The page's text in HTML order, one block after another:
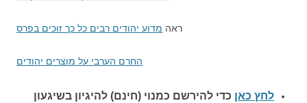
ראה מדוע יהודים רבים כל כך זוכים בפרס
החרם הערבי על מוצרים יהודים
לחץ כאן כדי להירשם כמנוי (חינם) להיגיון בשיגעון